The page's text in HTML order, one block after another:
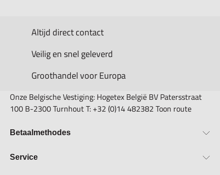
Altijd direct contact
Veilig en snel geleverd
Groothandel voor Europa
Onze Belgische Vestiging: Hogetex België BV Patersstraat
100 B-2300 Turnhout T: +32 (0)14 482382 Toon route
Betaalmethodes
Bestellen & Betalen
Service